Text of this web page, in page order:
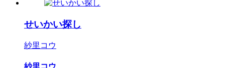
せいかい探し
紗里コウ
紗里コウ